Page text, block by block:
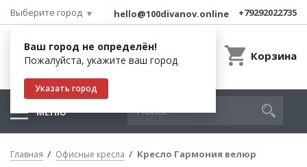
Выберите город
Ваш город не определён!
Пожалуйста, укажите ваш город
Указать город
hello@100divanov.online +79292022735
Корзина
МЕНЮ
Главная Офисные кресла Кресло Гармония велюр